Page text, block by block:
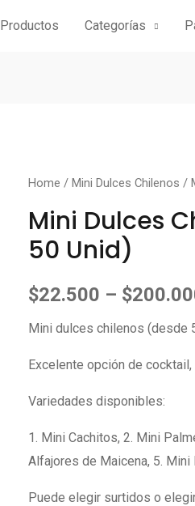
Productos Categorías
Home / Mini Dulces Chilenos /
Mini Dulces
50 Unid)
$22.500 – $
Mini dulces chilenos (desde
Excelente opción de
Variedades disponibles:
1. Mini Cachitos, 2. Mini
Alfajores de Maicena, 5. Mini
Puede elegir surtidos o